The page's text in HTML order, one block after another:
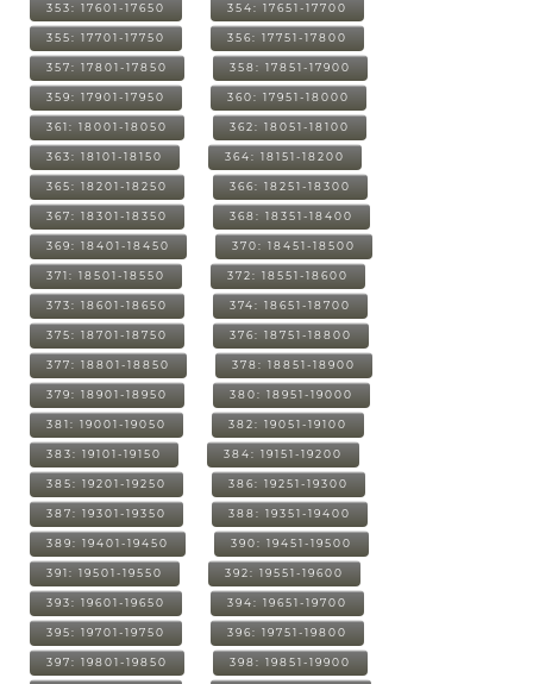
353: 17601-17650 354: 17651-17700
355: 17701-17750 356: 17751-17800
357: 17801-17850 358: 17851-17900
359: 17901-17950 360: 17951-18000
361: 18001-18050 362: 18051-18100
363: 18101-18150 364: 18151-18200
365: 18201-18250 366: 18251-18300
367: 18301-18350 368: 18351-18400
369: 18401-18450 370: 18451-18500
371: 18501-18550 372: 18551-18600
373: 18601-18650 374: 18651-18700
375: 18701-18750 376: 18751-18800
377: 18801-18850 378: 18851-18900
379: 18901-18950 380: 18951-19000
381: 19001-19050 382: 19051-19100
383: 19101-19150 384: 19151-19200
385: 19201-19250 386: 19251-19300
387: 19301-19350 388: 19351-19400
389: 19401-19450 390: 19451-19500
391: 19501-19550 392: 19551-19600
393: 19601-19650 394: 19651-19700
395: 19701-19750 396: 19751-19800
397: 19801-19850 398: 19851-19900